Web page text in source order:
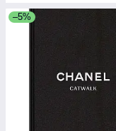
–5%